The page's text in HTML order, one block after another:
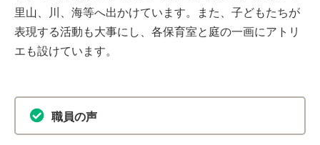
里山、川、海等へ出かけています。また、子どもたちが
表現する活動も大事にし、各保育室と庭の一画にアトリ
エも設けています。
職員の声